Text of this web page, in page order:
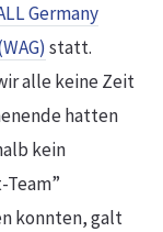
Germany
statt.
alle keine Zeit
hatten
kein
Team”
konnten, galt